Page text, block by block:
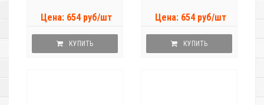
Цена: 654 руб/шт
КУПИТЬ
Цена: 654 руб/шт
КУПИТЬ